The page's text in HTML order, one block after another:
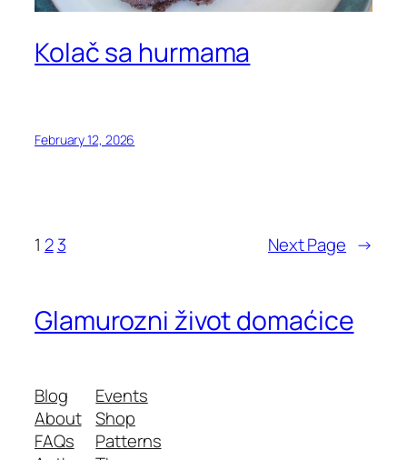
Kolač sa hurmama
February 12, 2026
1 2 3 Next Page →
Glamurozni život domaćice
Blog
About
FAQs
Events
Shop
Patterns